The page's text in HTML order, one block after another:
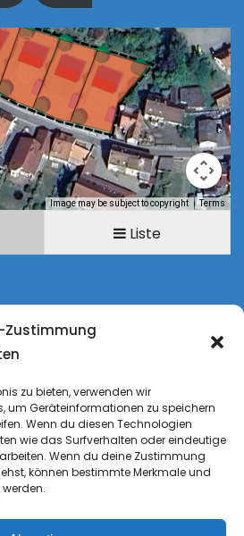
Zustimmung
zu bieten, verwenden wir
um Geräteinformationen zu speichern
Wenn du diesen Technologien
wie das Surfverhalten oder eindeutige
Wenn du deine Zustimmung
können bestimmte Merkmale und
Image may be subject to copyright Terms
Liste